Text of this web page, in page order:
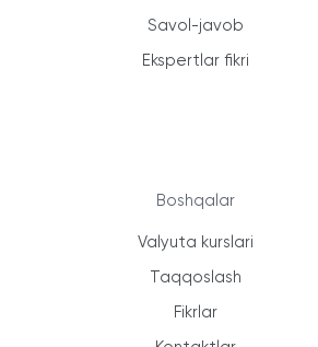
Savol-javob
Ekspertlar fikri
Boshqalar
Valyuta kurslari
Taqqoslash
Fikrlar